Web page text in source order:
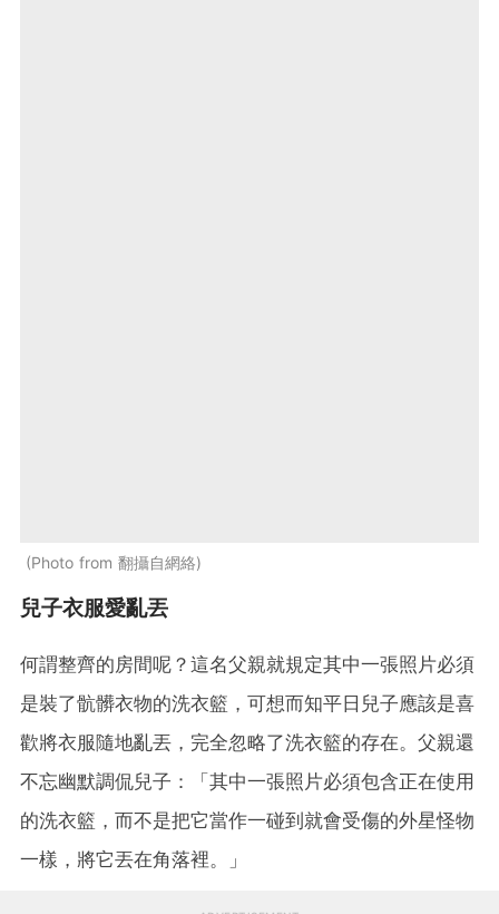
Photo from 翻攝自網絡
兒子衣服愛亂丟
何謂整齊的房間呢？這名父親就規定其中一張照片必須
是裝了骯髒衣物的洗衣籃，可想而知平日兒子應該是喜
歡將衣服隨地亂丟，完全忽略了洗衣籃的存在。父親還
不忘幽默調侃兒子：「其中一張照片必須包含正在使用
的洗衣籃，而不是把它當作一碰到就會受傷的外星怪物
一樣，將它丟在角落裡。」